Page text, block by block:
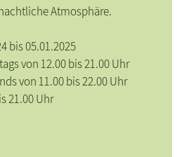
Atmosphäre.
bis 05.01.2025
von 12.00 bis 21.00 Uhr
von 11.00 bis 22.00 Uhr
21.00 Uhr